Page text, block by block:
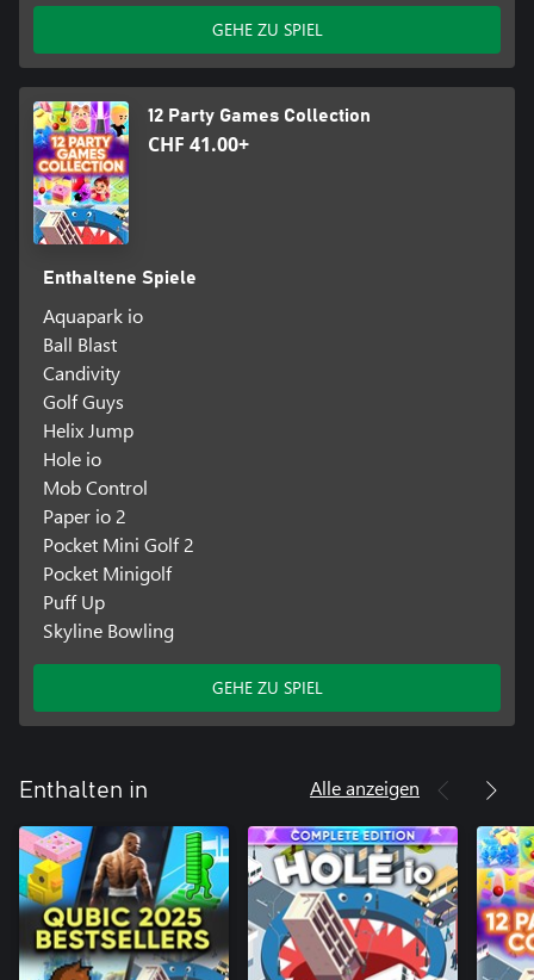
GEHE ZU SPIEL
12 Party Games Collection
CHF 41.00+
Enthaltene Spiele
Aquapark io
Ball Blast
Candivity
Golf Guys
Helix Jump
Hole io
Mob Control
Paper io 2
Pocket Mini Golf 2
Pocket Minigolf
Puff Up
Skyline Bowling
GEHE ZU SPIEL
Enthalten in Alle anzeigen